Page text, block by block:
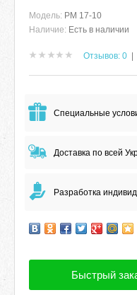
Модель: РМ 17-10
Наличие: Есть в наличии
Отзывов: 0
Специальные
Доставка по всей
Разработка
Быстрый